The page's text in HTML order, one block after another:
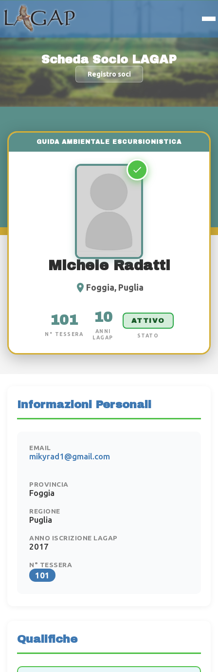
Scheda Socio LAGAP
Registro soci
Michele Radatti
Foggia, Puglia
101
N° TESSERA
10
ANNI
LAGAP
ATTIVO
STATO
Informazioni Personali
EMAIL
mikyrad1@gmail.com
PROVINCIA
Foggia
REGIONE
Puglia
ANNO ISCRIZIONE LAGAP
2017
N° TESSERA
101
Qualifiche